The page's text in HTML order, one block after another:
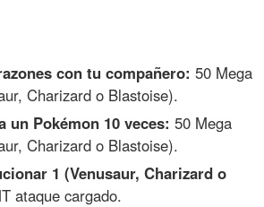
con tu compañero: 50 Mega
Charizard o Blastoise).
un Pokémon 10 veces: 50 Mega
Charizard o Blastoise).
1 (Venusaur, Charizard o
ataque cargado.